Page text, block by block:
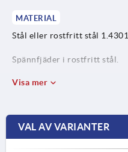
MATERIAL
Stål eller rostfritt stål 1.4301.
Spännfjäder i rostfritt stål.
Visa mer
VAL AV VARIANTER